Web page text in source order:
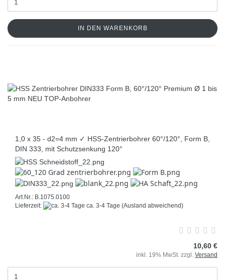
IN DEN WARENKORB
1,0 x 35 - d2=4 mm ✓ HSS-Zentrierbohrer 60°/120°, Form B,
DIN 333, mit Schutzsenkung 120°
Art.Nr.: B.1075.0100
Lieferzeit:
ca. 3-4 Tage (Ausland abweichend)
10,60 €
inkl. 19% MwSt. zzgl. Versand